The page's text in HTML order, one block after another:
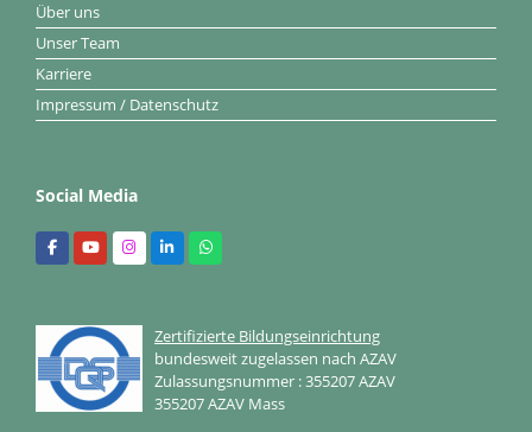
Über uns
Unser Team
Karriere
Impressum / Datenschutz
Social Media
Zertifizierte Bildungseinrichtung
bundesweit zugelassen nach AZAV
Zulassungsnummer : 355207 AZAV
355207 AZAV Mass